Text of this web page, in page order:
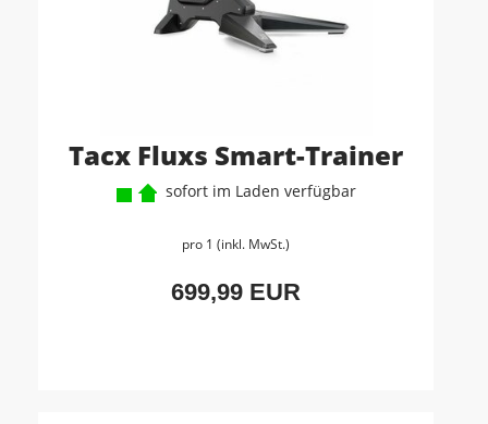
Tacx Fluxs Smart-Trainer
sofort im Laden verfügbar
pro 1 (inkl. MwSt.)
699,99 EUR